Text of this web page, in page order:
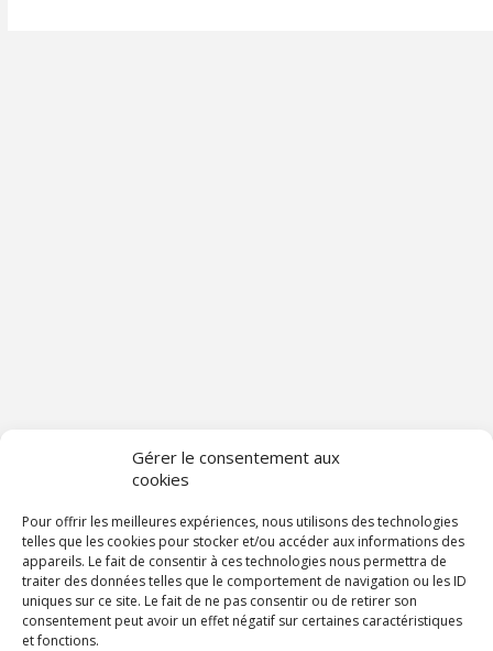
Gérer le consentement aux
cookies
Pour offrir les meilleures expériences, nous utilisons des technologies
telles que les cookies pour stocker et/ou accéder aux informations des
appareils. Le fait de consentir à ces technologies nous permettra de
traiter des données telles que le comportement de navigation ou les ID
uniques sur ce site. Le fait de ne pas consentir ou de retirer son
consentement peut avoir un effet négatif sur certaines caractéristiques
et fonctions.